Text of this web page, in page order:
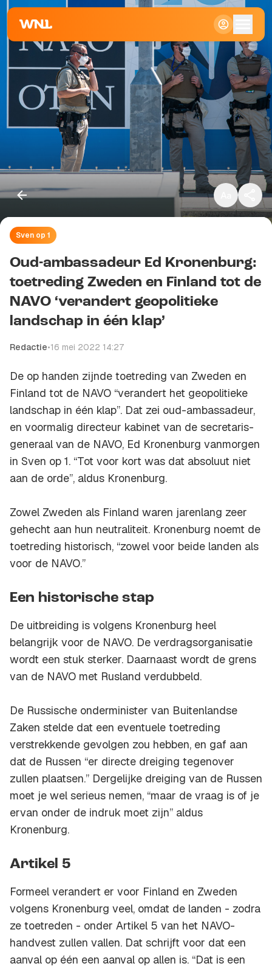
Klein
Standaard
Groot
Sven op 1
Oud-ambassadeur Ed Kronenburg:
toetreding Zweden en Finland tot de
NAVO ‘verandert geopolitieke
landschap in één klap’
Redactie•16 mei 2022 14:27
De op handen zijnde toetreding van Zweden en
Finland tot de NAVO “verandert het geopolitieke
landschap in één klap”. Dat zei oud-ambassadeur,
en voormalig directeur kabinet van de secretaris-
generaal van de NAVO, Ed Kronenburg vanmorgen
in Sven op 1. “Tot voor kort was dat absoluut niet
aan de orde”, aldus Kronenburg.
Zowel Zweden als Finland waren jarenlang zeer
gehecht aan hun neutraliteit. Kronenburg noemt de
toetreding historisch, “zowel voor beide landen als
voor de NAVO.”
Een historische stap
De uitbreiding is volgens Kronenburg heel
belangrijk voor de NAVO. De verdragsorganisatie
wordt een stuk sterker. Daarnaast wordt de grens
van de NAVO met Rusland verdubbeld.
De Russische onderminister van Buitenlandse
Zaken stelde dat een eventuele toetreding
verstrekkende gevolgen zou hebben, en gaf aan
dat de Russen “er directe dreiging tegenover
zullen plaatsen.” Dergelijke dreiging van de Russen
moet je wel serieus nemen, “maar de vraag is of je
ervan onder de indruk moet zijn” aldus
Kronenburg.
Artikel 5
Formeel verandert er voor Finland en Zweden
volgens Kronenburg veel, omdat de landen - zodra
ze toetreden - onder Artikel 5 van het NAVO-
handvest zullen vallen. Dat schrijft voor dat een
aanval op één een aanval op allen is. “Dat is een